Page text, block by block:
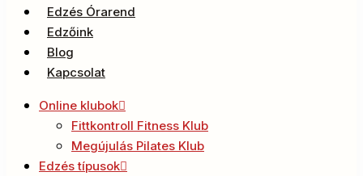
Edzés Órarend
Edzőink
Blog
Kapcsolat
Online klubok
Fittkontroll Fitness Klub
Megújulás Pilates Klub
Edzés típusok